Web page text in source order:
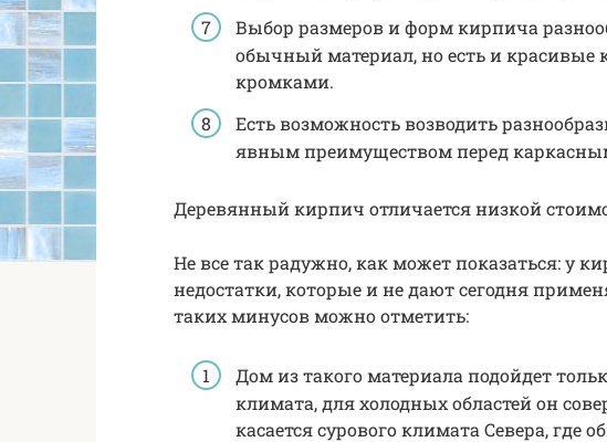
Выбор размеров и форм кирпича
обычный материал, но есть и
кромками.
Есть возможность возводить
явным преимуществом перед
Деревянный кирпич отличается низкой
Не все так радужно, как может показаться: у
недостатки, которые и не дают сегодня
таких минусов можно отметить:
Дом из такого материала подойдет
климата, для холодных областей он
касается сурового климата Севера, где